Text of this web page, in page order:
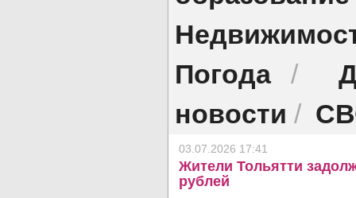
Погода/
новости /
03.07.2026 17:41
Жители Тольятти
рублей